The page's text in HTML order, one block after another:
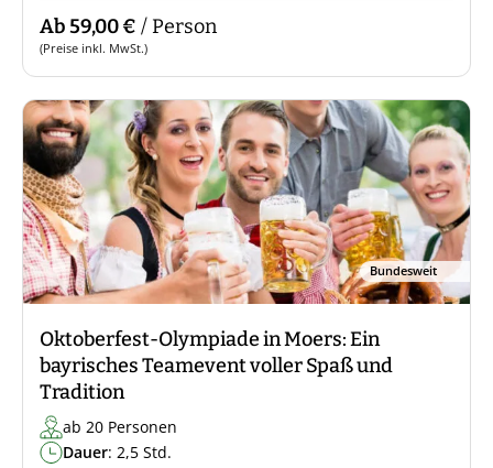
Ab 59,00 € / Person
(Preise inkl. MwSt.)
Bundesweit
Oktoberfest-Olympiade in Moers: Ein
bayrisches Teamevent voller Spaß und
Tradition
ab 20 Personen
Dauer: 2,5 Std.